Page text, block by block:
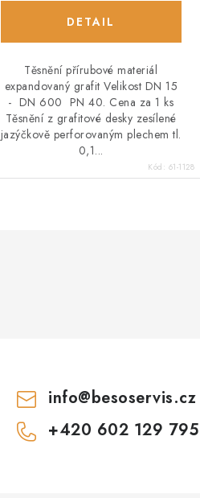
Těsnění přírubové materiál
expandovaný grafit Velikost DN 15
- DN 600 PN 40. Cena za 1 ks
Těsnění z grafitové desky zesílené
jazýčkově perforovaným plechem tl.
0,1...
Kód: 61-1128
info@besoservis.cz
+420 602 129 795